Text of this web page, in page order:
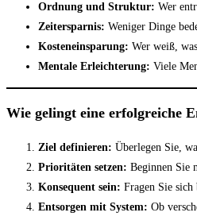
Ordnung und Struktur: Wer
Zeitersparnis: Weniger Dinge
Kosteneinsparung: Wer weiß,
Mentale Erleichterung: Viele
Wie gelingt eine erfolgreiche
Ziel definieren: Überlegen Sie,
Prioritäten setzen: Beginnen Sie
Konsequent sein: Fragen Sie
Entsorgen mit System: Ob